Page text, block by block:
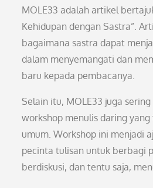
MOLE33 adalah artikel
Kehidupan dengan Sastra”.
bagaimana sastra dapat
dalam menyemangati dan
baru kepada pembacanya.
Selain itu, MOLE33 juga
workshop menulis daring
umum. Workshop ini menjadi
pecinta tulisan untuk berbagi
berdiskusi, dan tentu saja,